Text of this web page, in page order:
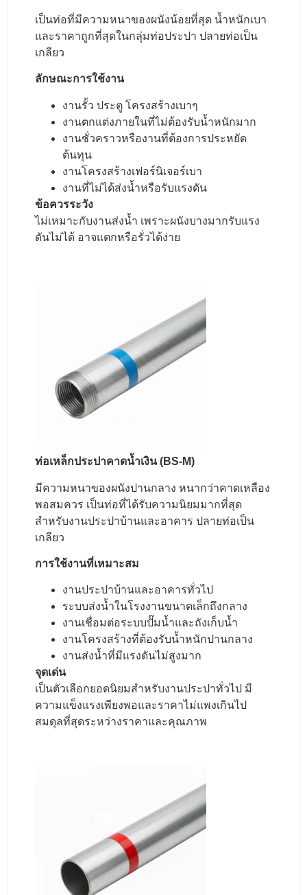
เป็นท่อที่มีความหนาของผนังน้อยที่สุด น้ำหนักเบา
และราคาถูกที่สุดในกลุ่มท่อประปา ปลายท่อเป็น
เกลียว
ลักษณะการใช้งาน
งานรั้ว ประตู โครงสร้างเบาๆ
งานตกแต่งภายในที่ไม่ต้องรับน้ำหนักมาก
งานชั่วคราวหรืองานที่ต้องการประหยัด
ต้นทุน
งานโครงสร้างเฟอร์นิเจอร์เบา
งานที่ไม่ได้ส่งน้ำหรือรับแรงดัน
ข้อควรระวัง
ไม่เหมาะกับงานส่งน้ำ เพราะผนังบางมากรับแรง
ดันไม่ได้ อาจแตกหรือรั่วได้ง่าย
ท่อเหล็กประปาคาดน้ำเงิน (BS-M)
มีความหนาของผนังปานกลาง หนากว่าคาดเหลือง
พอสมควร เป็นท่อที่ได้รับความนิยมมากที่สุด
สำหรับงานประปาบ้านและอาคาร ปลายท่อเป็น
เกลียว
การใช้งานที่เหมาะสม
งานประปาบ้านและอาคารทั่วไป
ระบบส่งน้ำในโรงงานขนาดเล็กถึงกลาง
งานเชื่อมต่อระบบปั๊มน้ำและถังเก็บน้ำ
งานโครงสร้างที่ต้องรับน้ำหนักปานกลาง
งานส่งน้ำที่มีแรงดันไม่สูงมาก
จุดเด่น
เป็นตัวเลือกยอดนิยมสำหรับงานประปาทั่วไป มี
ความแข็งแรงเพียงพอและราคาไม่แพงเกินไป
สมดุลที่สุดระหว่างราคาและคุณภาพ